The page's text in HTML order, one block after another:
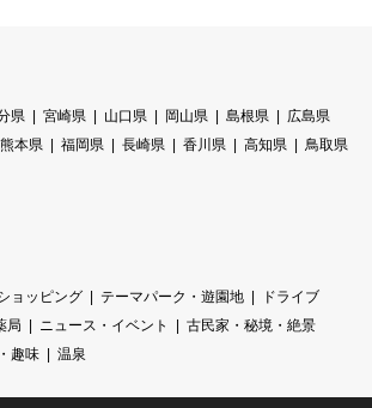
県 宮崎県 山口県 岡山県 島根県
広島県
熊本県 福岡県 長崎県 香川県 高知県
鳥取県
ョッピング テーマパーク・遊園地
ドライブ
局
ニュース・イベント
古民家・秘境・絶景
趣味 温泉